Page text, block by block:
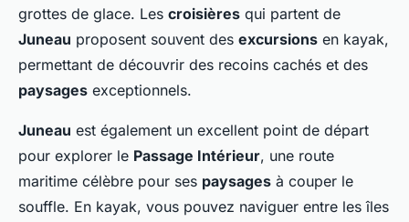
grottes de glace. Les croisières qui partent de
Juneau proposent souvent des excursions en kayak,
permettant de découvrir des recoins cachés et des
paysages exceptionnels.
Juneau est également un excellent point de départ
pour explorer le Passage Intérieur, une route
maritime célèbre pour ses paysages à couper le
souffle. En kayak, vous pouvez naviguer entre les îles